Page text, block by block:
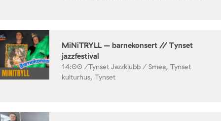
MiNiTRYLL – barnekonsert // Tynset
jazzfestival
14:00 /Tynset Jazzklubb / Smea, Tynset
kulturhus, Tynset